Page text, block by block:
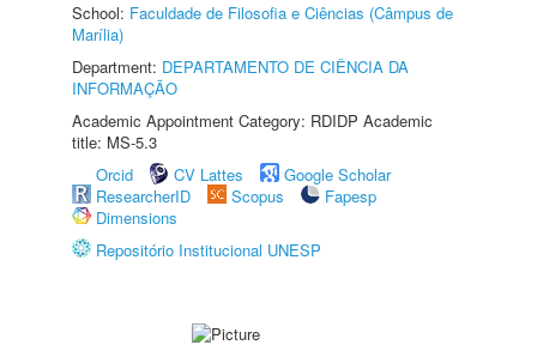
School: Faculdade de Filosofia e Ciências (Câmpus de
Marília)
Department: DEPARTAMENTO DE CIÊNCIA DA
INFORMAÇÃO
Academic Appointment Category: RDIDP Academic
title: MS-5.3
Orcid
CV Lattes
Google Scholar
ResearcherID
Scopus
Fapesp
Dimensions
Repositório Institucional UNESP